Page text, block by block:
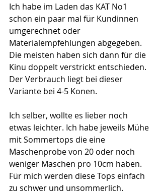
Ich habe im Laden das KAT No1
schon ein paar mal für Kundinnen
umgerechnet oder
Materialempfehlungen abgegeben.
Die meisten haben sich dann für die
Kinu doppelt verstrickt entschieden.
Der Verbrauch liegt bei dieser
Variante bei 4-5 Konen.
Ich selber, wollte es lieber noch
etwas leichter. Ich habe jeweils Mühe
mit Sommertops die eine
Maschenprobe von 20 oder noch
weniger Maschen pro 10cm haben.
Für mich werden diese Tops einfach
zu schwer und unsommerlich.